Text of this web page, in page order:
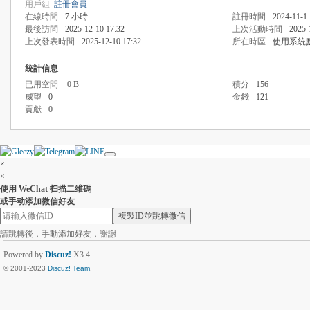
用戶組 註冊會員
在線時間
7 小時 註冊時間
2024-11-1
最後訪問
2025-12-10 17:32 上次活動時間
上次發表時間
2025-12-10 17:32 所在時區 使用系統
統計信息
已用空間
0 B 積分
156
威望
0 金錢
121
貢獻
0
×
×
使用 WeChat 扫描二维碼
或手动添加微信好友
複製ID並跳轉微信
請跳轉後，手動添加好友，謝謝
Powered by Discuz! X3.4
© 2001-2023 Discuz! Team